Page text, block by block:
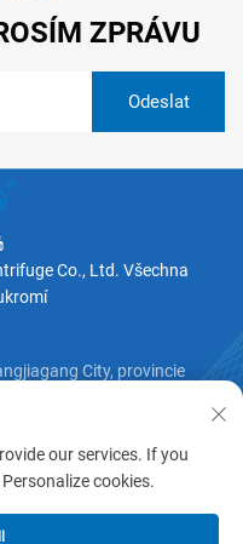
ZPRÁVU
Co., Ltd. Všechna
City, provincie
our services. If you
cookies.